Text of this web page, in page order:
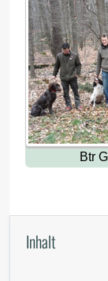
Btr
Inhalt